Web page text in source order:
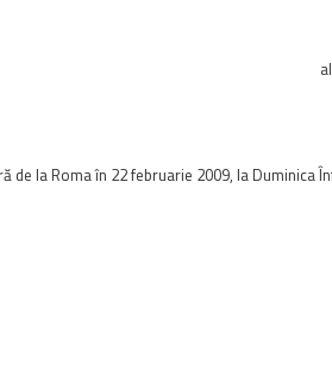
de la Roma în 22 februarie 2009, la Duminica